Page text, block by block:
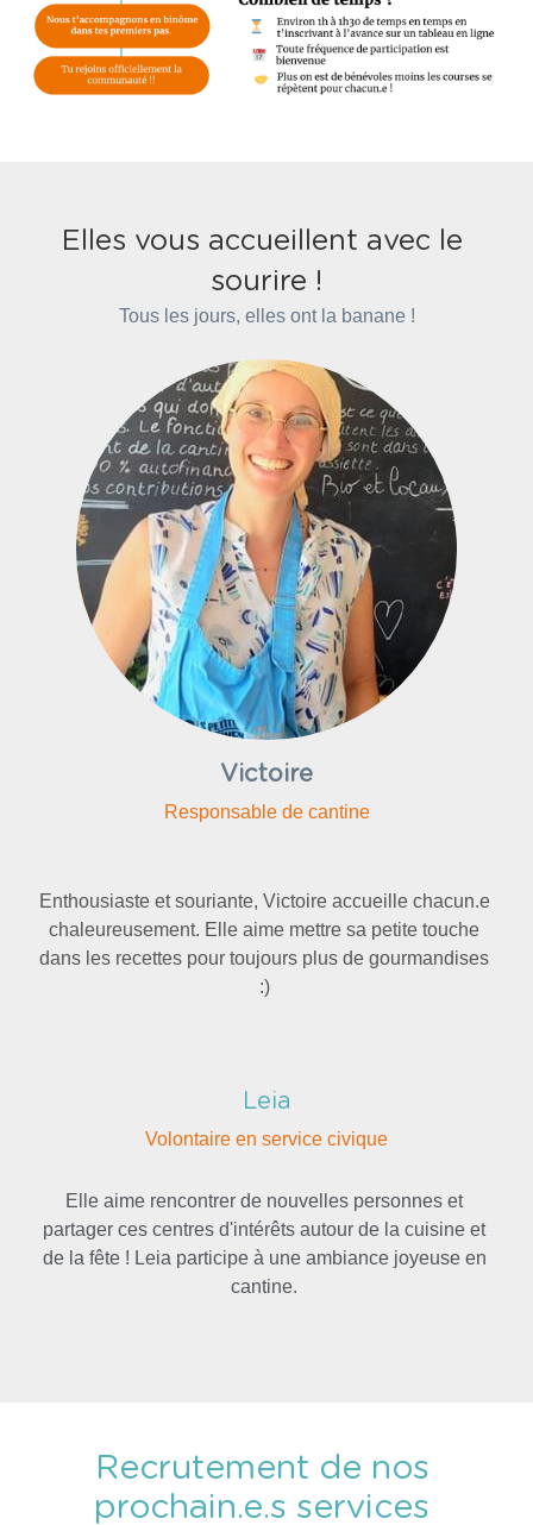
Elles vous accueillent avec le
sourire !
Tous les jours, elles ont la banane !
Victoire
Responsable de cantine
Enthousiaste et souriante, Victoire accueille chacun.e
chaleureusement. Elle aime mettre sa petite touche
dans les recettes pour toujours plus de gourmandises
:)
Leia
Volontaire en service civique
Elle aime rencontrer de nouvelles personnes et
partager ces centres d'intérêts autour de la cuisine et
de la fête ! Leia participe à une ambiance joyeuse en
cantine.
Recrutement de nos
prochain.e.s services